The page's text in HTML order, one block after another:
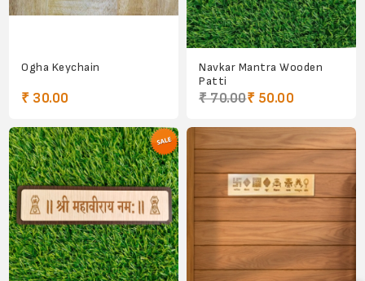
Ogha Keychain
₹ 30.00
Navkar Mantra Wooden
Patti
₹ 70.00₹ 50.00